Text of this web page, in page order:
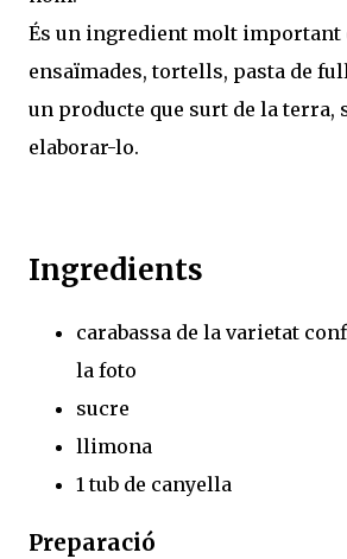
És un ingredient molt important
ensaïmades, tortells, pasta de
un producte que surt de la terra,
elaborar-lo.
Ingredients
carabassa de la varietat
la foto
sucre
llimona
1 tub de canyella
Preparació